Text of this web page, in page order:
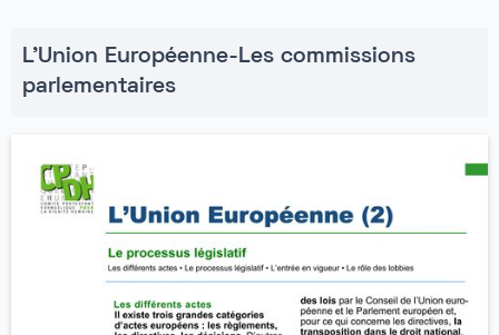
L'Union Européenne-Les commissions
parlementaires